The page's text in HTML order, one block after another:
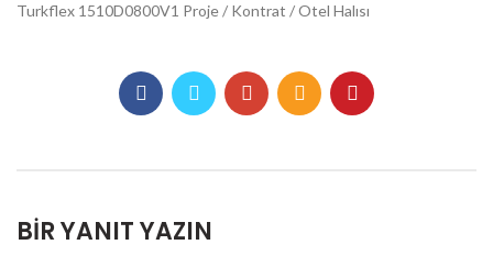
Turkflex 1510D0800V1 Proje / Kontrat / Otel Halısı
BIR YANIT YAZIN